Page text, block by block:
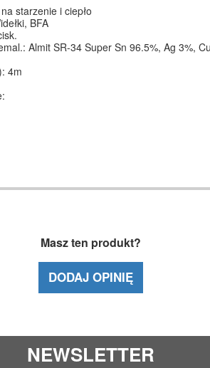
starzenie i ciepło
BFA
Almit SR-34 Super Sn 96.5%, Ag 3%,
4m
Masz ten produkt?
DODAJ OPINIĘ
NEWSLETTER